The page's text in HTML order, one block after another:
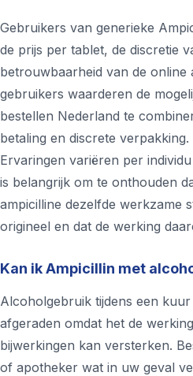
Gebruikers van generieke
de prijs per tablet, de discretie
betrouwbaarheid van de online
gebruikers waarderen de
bestellen Nederland te
betaling en discrete verpakking.
Ervaringen variëren per
is belangrijk om te onthouden
ampicilline dezelfde werkzame
origineel en dat de werking
Kan ik Ampicillin met
Alcoholgebruik tijdens een
afgeraden omdat het de
bijwerkingen kan versterken.
of apotheker wat in uw geval